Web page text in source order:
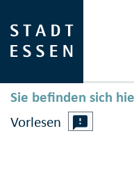
Sie befinden sich
Vorlesen